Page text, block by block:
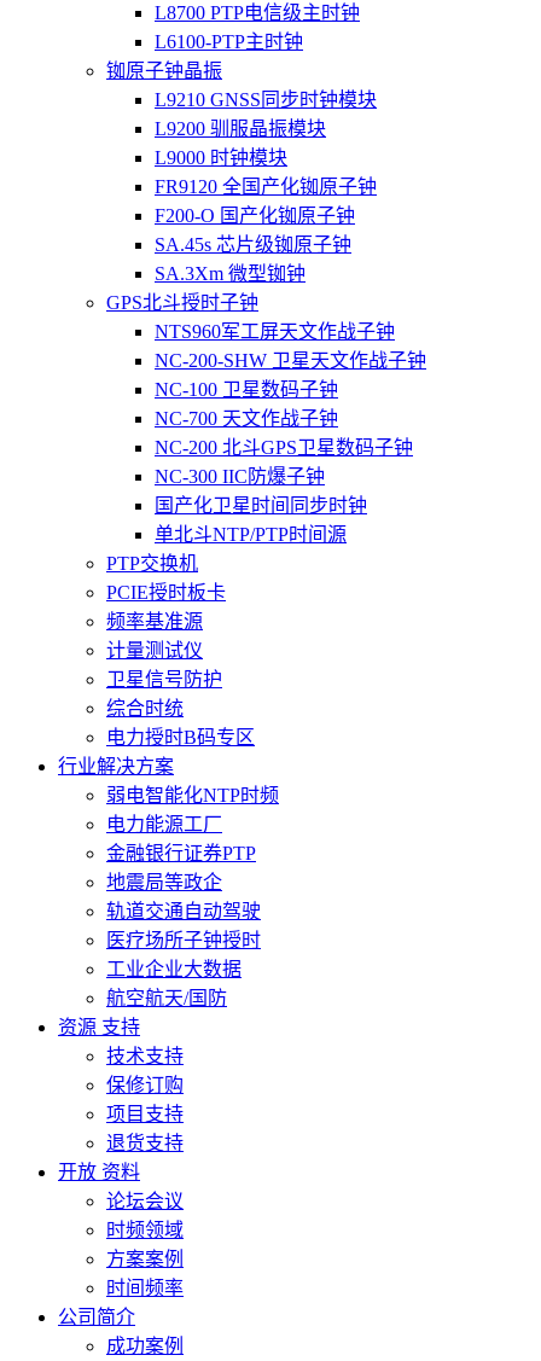
L8700 PTP电信级主时钟
L6100-PTP主时钟
铷原子钟晶振
L9210 GNSS同步时钟模块
L9200 驯服晶振模块
L9000 时钟模块
FR9120 全国产化铷原子钟
F200-O 国产化铷原子钟
SA.45s 芯片级铷原子钟
SA.3Xm 微型铷钟
GPS北斗授时子钟
NTS960军工屏天文作战子钟
NC-200-SHW 卫星天文作战子钟
NC-100 卫星数码子钟
NC-700 天文作战子钟
NC-200 北斗GPS卫星数码子钟
NC-300 IIC防爆子钟
国产化卫星时间同步时钟
单北斗NTP/PTP时间源
PTP交换机
PCIE授时板卡
频率基准源
计量测试仪
卫星信号防护
综合时统
电力授时B码专区
行业解决方案
弱电智能化NTP时频
电力能源工厂
金融银行证券PTP
地震局等政企
轨道交通自动驾驶
医疗场所子钟授时
工业企业大数据
航空航天/国防
资源 支持
技术支持
保修订购
项目支持
退货支持
开放 资料
论坛会议
时频领域
方案案例
时间频率
公司简介
成功案例